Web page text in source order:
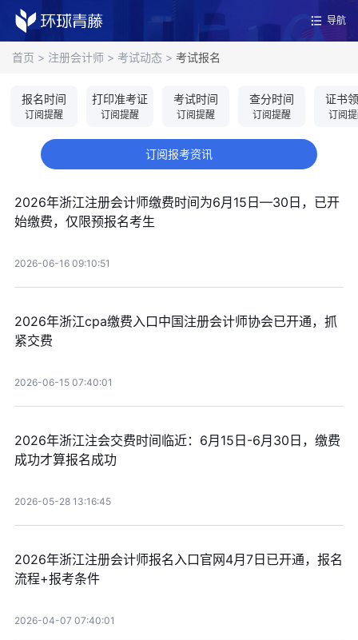
导航
首页 > 注册会计师 > 考试动态 > 考试报名
报名时间
订阅提醒
打印准考证
订阅提醒
考试时间
订阅提醒
查分时间
订阅提醒
证书
订阅
订阅报考资讯
2026年浙江注册会计师缴费时间为6月15日—30日，已开
始缴费，仅限预报名考生
2026-06-16 09:10:51
2026年浙江cpa缴费入口中国注册会计师协会已开通，抓
紧交费
2026-06-15 07:40:01
2026年浙江注会交费时间临近：6月15日-6月30日，缴费
成功才算报名成功
2026-05-28 13:16:45
2026年浙江注册会计师报名入口官网4月7日已开通，报名
流程+报考条件
2026-04-07 07:40:01